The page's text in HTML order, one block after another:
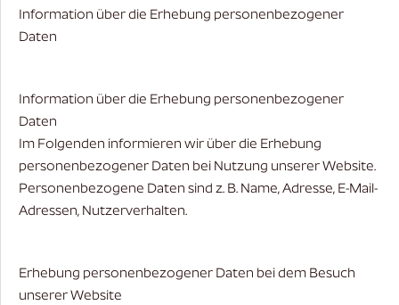
Information über die Erhebung personenbezogener
Daten
Information über die Erhebung personenbezogener
Daten
Im Folgenden informieren wir über die Erhebung
personenbezogener Daten bei Nutzung unserer Website.
Personenbezogene Daten sind z. B. Name, Adresse, E-Mail-
Adressen, Nutzerverhalten.
Erhebung personenbezogener Daten bei dem Besuch
unserer Website